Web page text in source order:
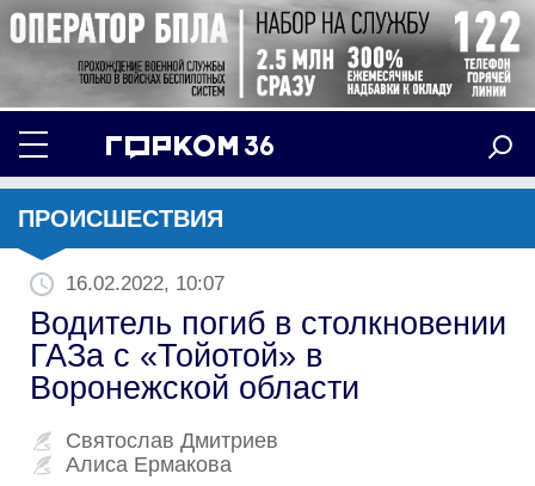
ПРОИСШЕСТВИЯ
16.02.2022, 10:07
Водитель погиб в столкновении
ГАЗа с «Тойотой» в
Воронежской области
Святослав Дмитриев
Алиса Ермакова